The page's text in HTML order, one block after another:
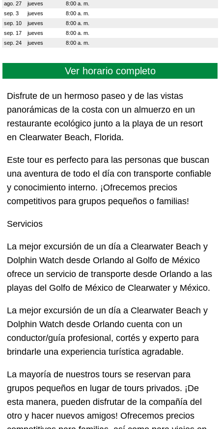
ago. 27
jueves
8:00 a. m.
sep. 3
jueves
8:00 a. m.
sep. 10
jueves
8:00 a. m.
sep. 17
jueves
8:00 a. m.
sep. 24
jueves 8:00 a. m.
Ver horario completo
Disfrute de un hermoso paseo y de las vistas
panorámicas de la costa con un almuerzo en un
restaurante ecológico junto a la playa de un resort
en Clearwater Beach, Florida.
Este tour es perfecto para las personas que buscan
una aventura de todo el día con transporte confiable
y conocimiento interno. ¡Ofrecemos precios
competitivos para grupos pequeños o familias!
Servicios
La mejor excursión de un día a Clearwater Beach y
Dolphin Watch desde Orlando al Golfo de México
ofrece un servicio de transporte desde Orlando a las
playas del Golfo de México de Clearwater y México.
La mejor excursión de un día a Clearwater Beach y
Dolphin Watch desde Orlando cuenta con un
conductor/guía profesional, cortés y experto para
brindarle una experiencia turística agradable.
La mayoría de nuestros tours se reservan para
grupos pequeños en lugar de tours privados. ¡De
esta manera, pueden disfrutar de la compañía del
otro y hacer nuevos amigos! Ofrecemos precios